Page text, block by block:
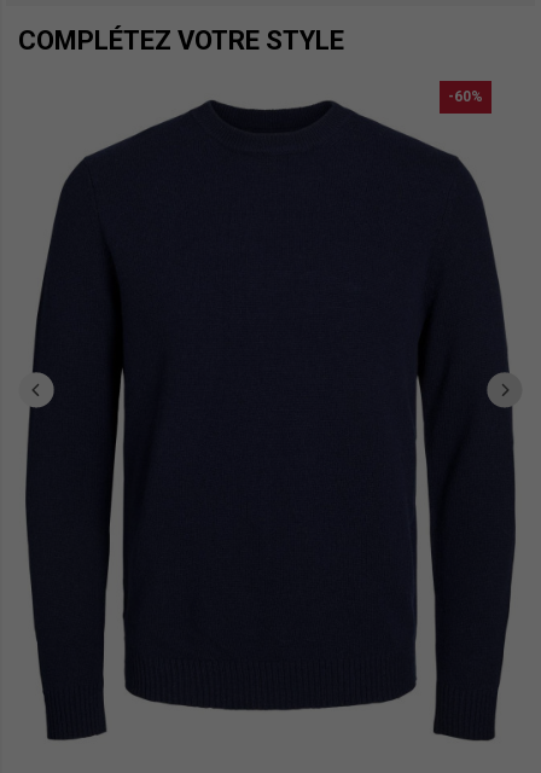
tendance.
Et parce que chaque détail compte, n'oubliez pas de jeter un œil à
boxers homme, parfaits pour un confort au quotidien. Pour
les journées ensoleillées, nos
maillots de bain homme
accompagneront avec style à la plage ou à la piscine.
Enfin, pour affronter les jours plus frais, nos doudounes homme
vous garderont au chaud tout en ajoutant une touche de modernité
à votre look. Petrol Industries et Ruedeshommes.com, c'est
l'assurance de trouver des vêtements qui vous ressemblent, alliant
qualité et style pour toutes les occasions.
COMPLÉTEZ VOTRE STYLE
-60%